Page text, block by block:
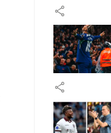
share
share